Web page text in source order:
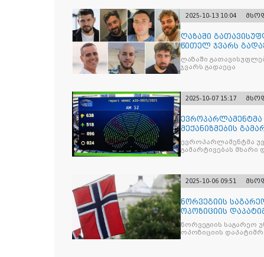
2025-10-13 10:04
ღაზაში
წითელ ჯვარს
ღაზაში
ჯვარს გადაეცა
2025-10-07 15:17
ევროპარლამენტმა
მექანიზმების
ევროპარლამენტმა
გამარტივებას მხარი
2025-10-06 09:51
ნორვეგიის
ოპოზიციის
ნდობას
ნორვეგიის საგარეო
ოპოზიციის